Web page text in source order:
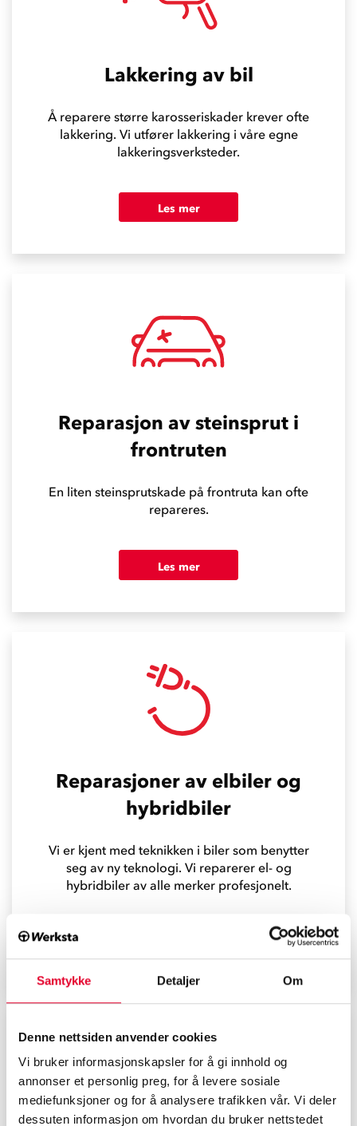
Samtykke Detaljer Om
Denne nettsiden anvender cookies
Vi bruker informasjonskapsler for å gi innhold og
annonser et personlig preg, for å levere sosiale
mediefunksjoner og for å analysere trafikken vår. Vi deler
dessuten informasjon om hvordan du bruker nettstedet
Lakkering av bil
Å reparere større karosseriskader krever ofte
lakkering. Vi utfører lakkering i våre egne
lakkeringsverksteder.
Les mer
Reparasjon av steinsprut i
frontruten
En liten steinsprutskade på frontruta kan ofte
repareres.
Les mer
Reparasjoner av elbiler og
hybridbiler
Vi er kjent med teknikken i biler som benytter
seg av ny teknologi. Vi reparerer el- og
hybridbiler av alle merker profesjonelt.